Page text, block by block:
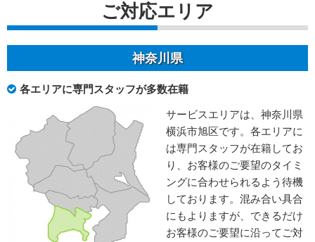
ご対応エリア
神奈川県
各エリアに専門スタッフが多数在籍
サービスエリアは、神奈川県
横浜市旭区です。各エリアに
は専門スタッフが在籍してお
り、お客様のご要望のタイミ
ングに合わせられるよう待機
しております。混み合い具合
にもよりますが、できるだけ
お客様のご要望に沿ってご対